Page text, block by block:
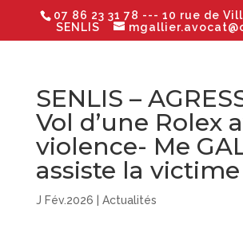
07 86 23 31 78 --- 10 rue de
SENLIS
SENLIS –
Vol d’une Rolex
violence- Me
assiste la victime
J Fév.2026 Actualités